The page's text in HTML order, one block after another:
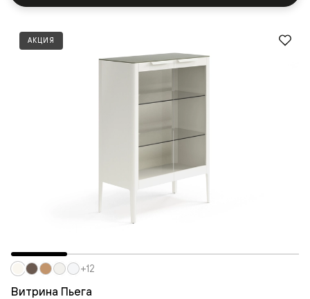
АКЦИЯ
Витрина Пьега
+12